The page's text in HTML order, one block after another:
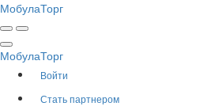
МобулаТорг
МобулаТорг
Войти
Стать партнером